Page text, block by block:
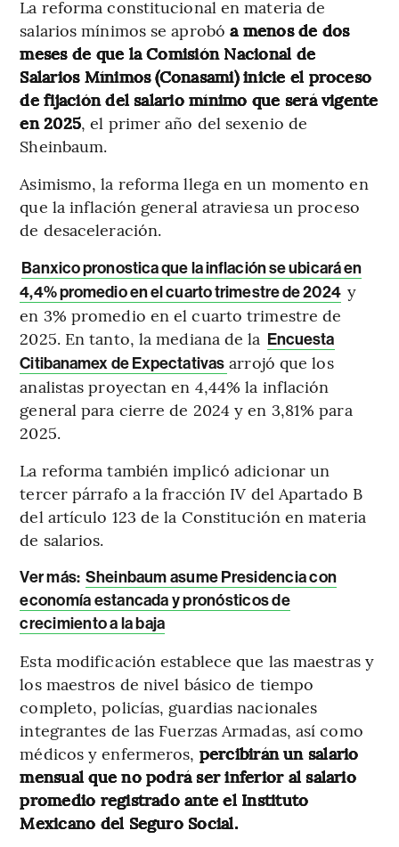
La reforma constitucional en materia de
salarios mínimos se aprobó a menos de dos
meses de que la Comisión Nacional de
Salarios Mínimos (Conasami) inicie el proceso
de fijación del salario mínimo que será vigente
en 2025, el primer año del sexenio de
Sheinbaum.
Asimismo, la reforma llega en un momento en
que la inflación general atraviesa un proceso
de desaceleración.
Banxico pronostica que la inflación se ubicará en
4,4% promedio en el cuarto trimestre de 2024 y
en 3% promedio en el cuarto trimestre de
2025. En tanto, la mediana de la Encuesta
Citibanamex de Expectativas arrojó que los
analistas proyectan en 4,44% la inflación
general para cierre de 2024 y en 3,81% para
2025.
La reforma también implicó adicionar un
tercer párrafo a la fracción IV del Apartado B
del artículo 123 de la Constitución en materia
de salarios.
Ver más: Sheinbaum asume Presidencia con
economía estancada y pronósticos de
crecimiento a la baja
Esta modificación establece que las maestras y
los maestros de nivel básico de tiempo
completo, policías, guardias nacionales
integrantes de las Fuerzas Armadas, así como
médicos y enfermeros, percibirán un salario
mensual que no podrá ser inferior al salario
promedio registrado ante el Instituto
Mexicano del Seguro Social.